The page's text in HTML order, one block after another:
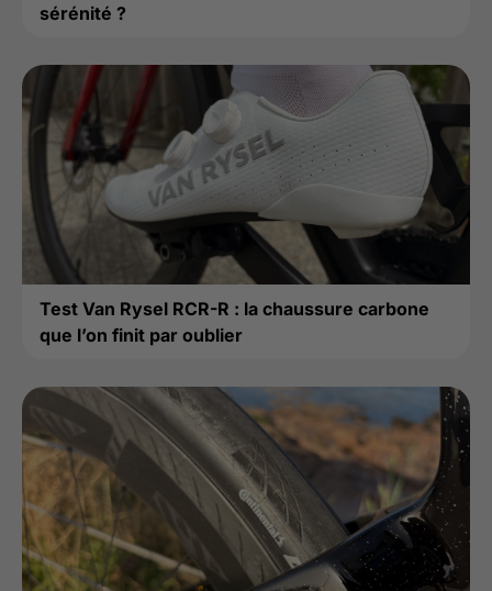
sérénité ?
Test Van Rysel RCR-R : la chaussure carbone
que l’on finit par oublier